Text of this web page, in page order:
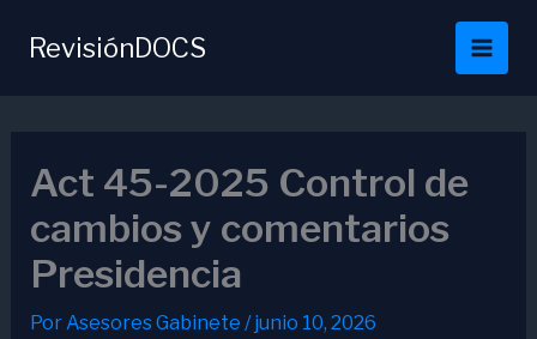
RevisiónDOCS
Act 45-2025 Control de
cambios y comentarios
Presidencia
PorAsesores Gabinete /junio 10, 2026